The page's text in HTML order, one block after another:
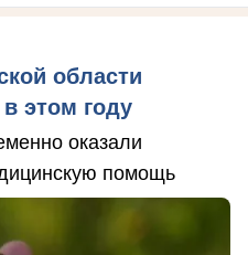
области
этом году
оказали
помощь